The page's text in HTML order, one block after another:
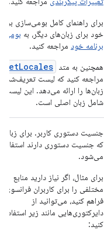
برای راهنمای کامل بومی‌سازی
خود برای زبان‌های دیگر، به
برنامه خود مراجعه کنید.
همچنین به متد getLocales
مراجعه کنید که لیست
زبان‌ها را ارائه می‌دهد. این لیست
شامل زبان اصلی است.
جنسیت دستوری کاربر. برای
که جنسیت دستوری دارند استفاده
می‌شود.
برای مثال، اگر نیاز دارید منابع
مختلفی را برای کاربران فرانسوی
فراهم کنید، می‌توانید از
دایرکتوری‌هایی مانند زیر استفاده
کنید: